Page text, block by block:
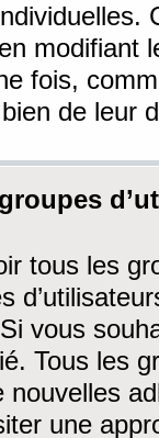
modifiant
fois,
de leur
tous les
vous
Tous les
nouvelles
une